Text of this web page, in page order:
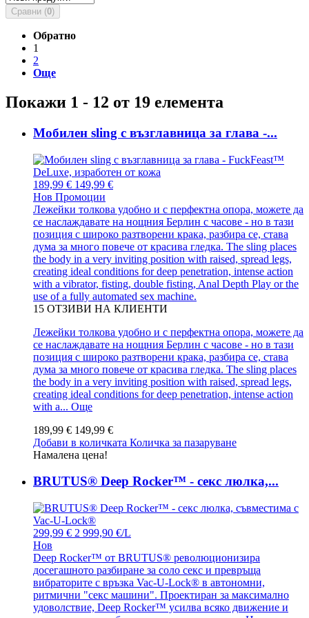
Сравни (0)
Обратно
1
2
Още
Покажи 1 - 12 от 19 елемента
Мобилен sling с възглавница за глава -...
189,99 € 149,99 €
Нов Промоции
Лежейки толкова удобно и с перфектна опора, можете да
се наслаждавате на нощния Берлин с часове - но в тази
позиция с широко разтворени крака, разбира се, става
дума за много повече от красива гледка. The sling places
the body in a very inviting position with raised, spread legs,
creating ideal conditions for deep penetration, intense action
with a vibrator, fisting, double fisting, Anal Depth Play or the
use of a fully automated sex machine.
15 ОТЗИВИ НА КЛИЕНТИ
Лежейки толкова удобно и с перфектна опора, можете да
се наслаждавате на нощния Берлин с часове - но в тази
позиция с широко разтворени крака, разбира се, става
дума за много повече от красива гледка. The sling places
the body in a very inviting position with raised, spread legs,
creating ideal conditions for deep penetration, intense action
with a... Още
189,99 € 149,99 €
Добави в количката Количка за пазаруване
Намалена цена!
BRUTUS® Deep Rocker™ - секс люлка,...
299,99 € 2 999,90 €/L
Нов
Deep Rocker™ от BRUTUS® революционизира
досегашното разбиране за соло секс и превръща
вибраторите с връзка Vac-U-Lock® в автономни,
ритмични "секс машини". Проектиран за максимално
удоволствие, Deep Rocker™ усилва всяко движение и